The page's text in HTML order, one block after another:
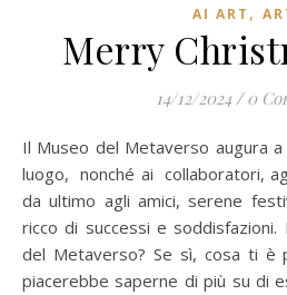
AI ART ,
Merry
14/12/2024 / 0
Il Museo del Metaverso augura a tutti, agli artisti in primo
luogo, nonché ai collaboratori,
da ultimo agli amici, serene
ricco di successi e
del Metaverso? Se sì, cosa ti è
piacerebbe saperne di più su di